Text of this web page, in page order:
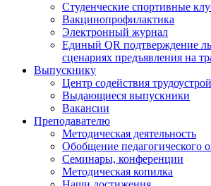
Студенческие спортивные
Вакцинопрофилактика
Электронный журнал
Единый QR подтверждение
сценариях предъявления на
Выпускнику
Центр содействия
Выдающиеся выпускники
Вакансии
Преподавателю
Методическая деятельность
Обобщение педагогического
Семинары, конференции
Методическая копилка